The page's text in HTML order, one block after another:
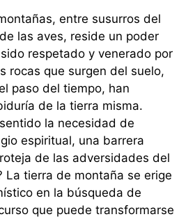
entre susurros del
las aves, reside un poder
respetado y venerado por
rocas que surgen del suelo,
paso del tiempo, han
de la tierra misma.
la necesidad de
espiritual, una barrera
de las adversidades del
La tierra de montaña se erige
en la búsqueda de
que puede transformarse